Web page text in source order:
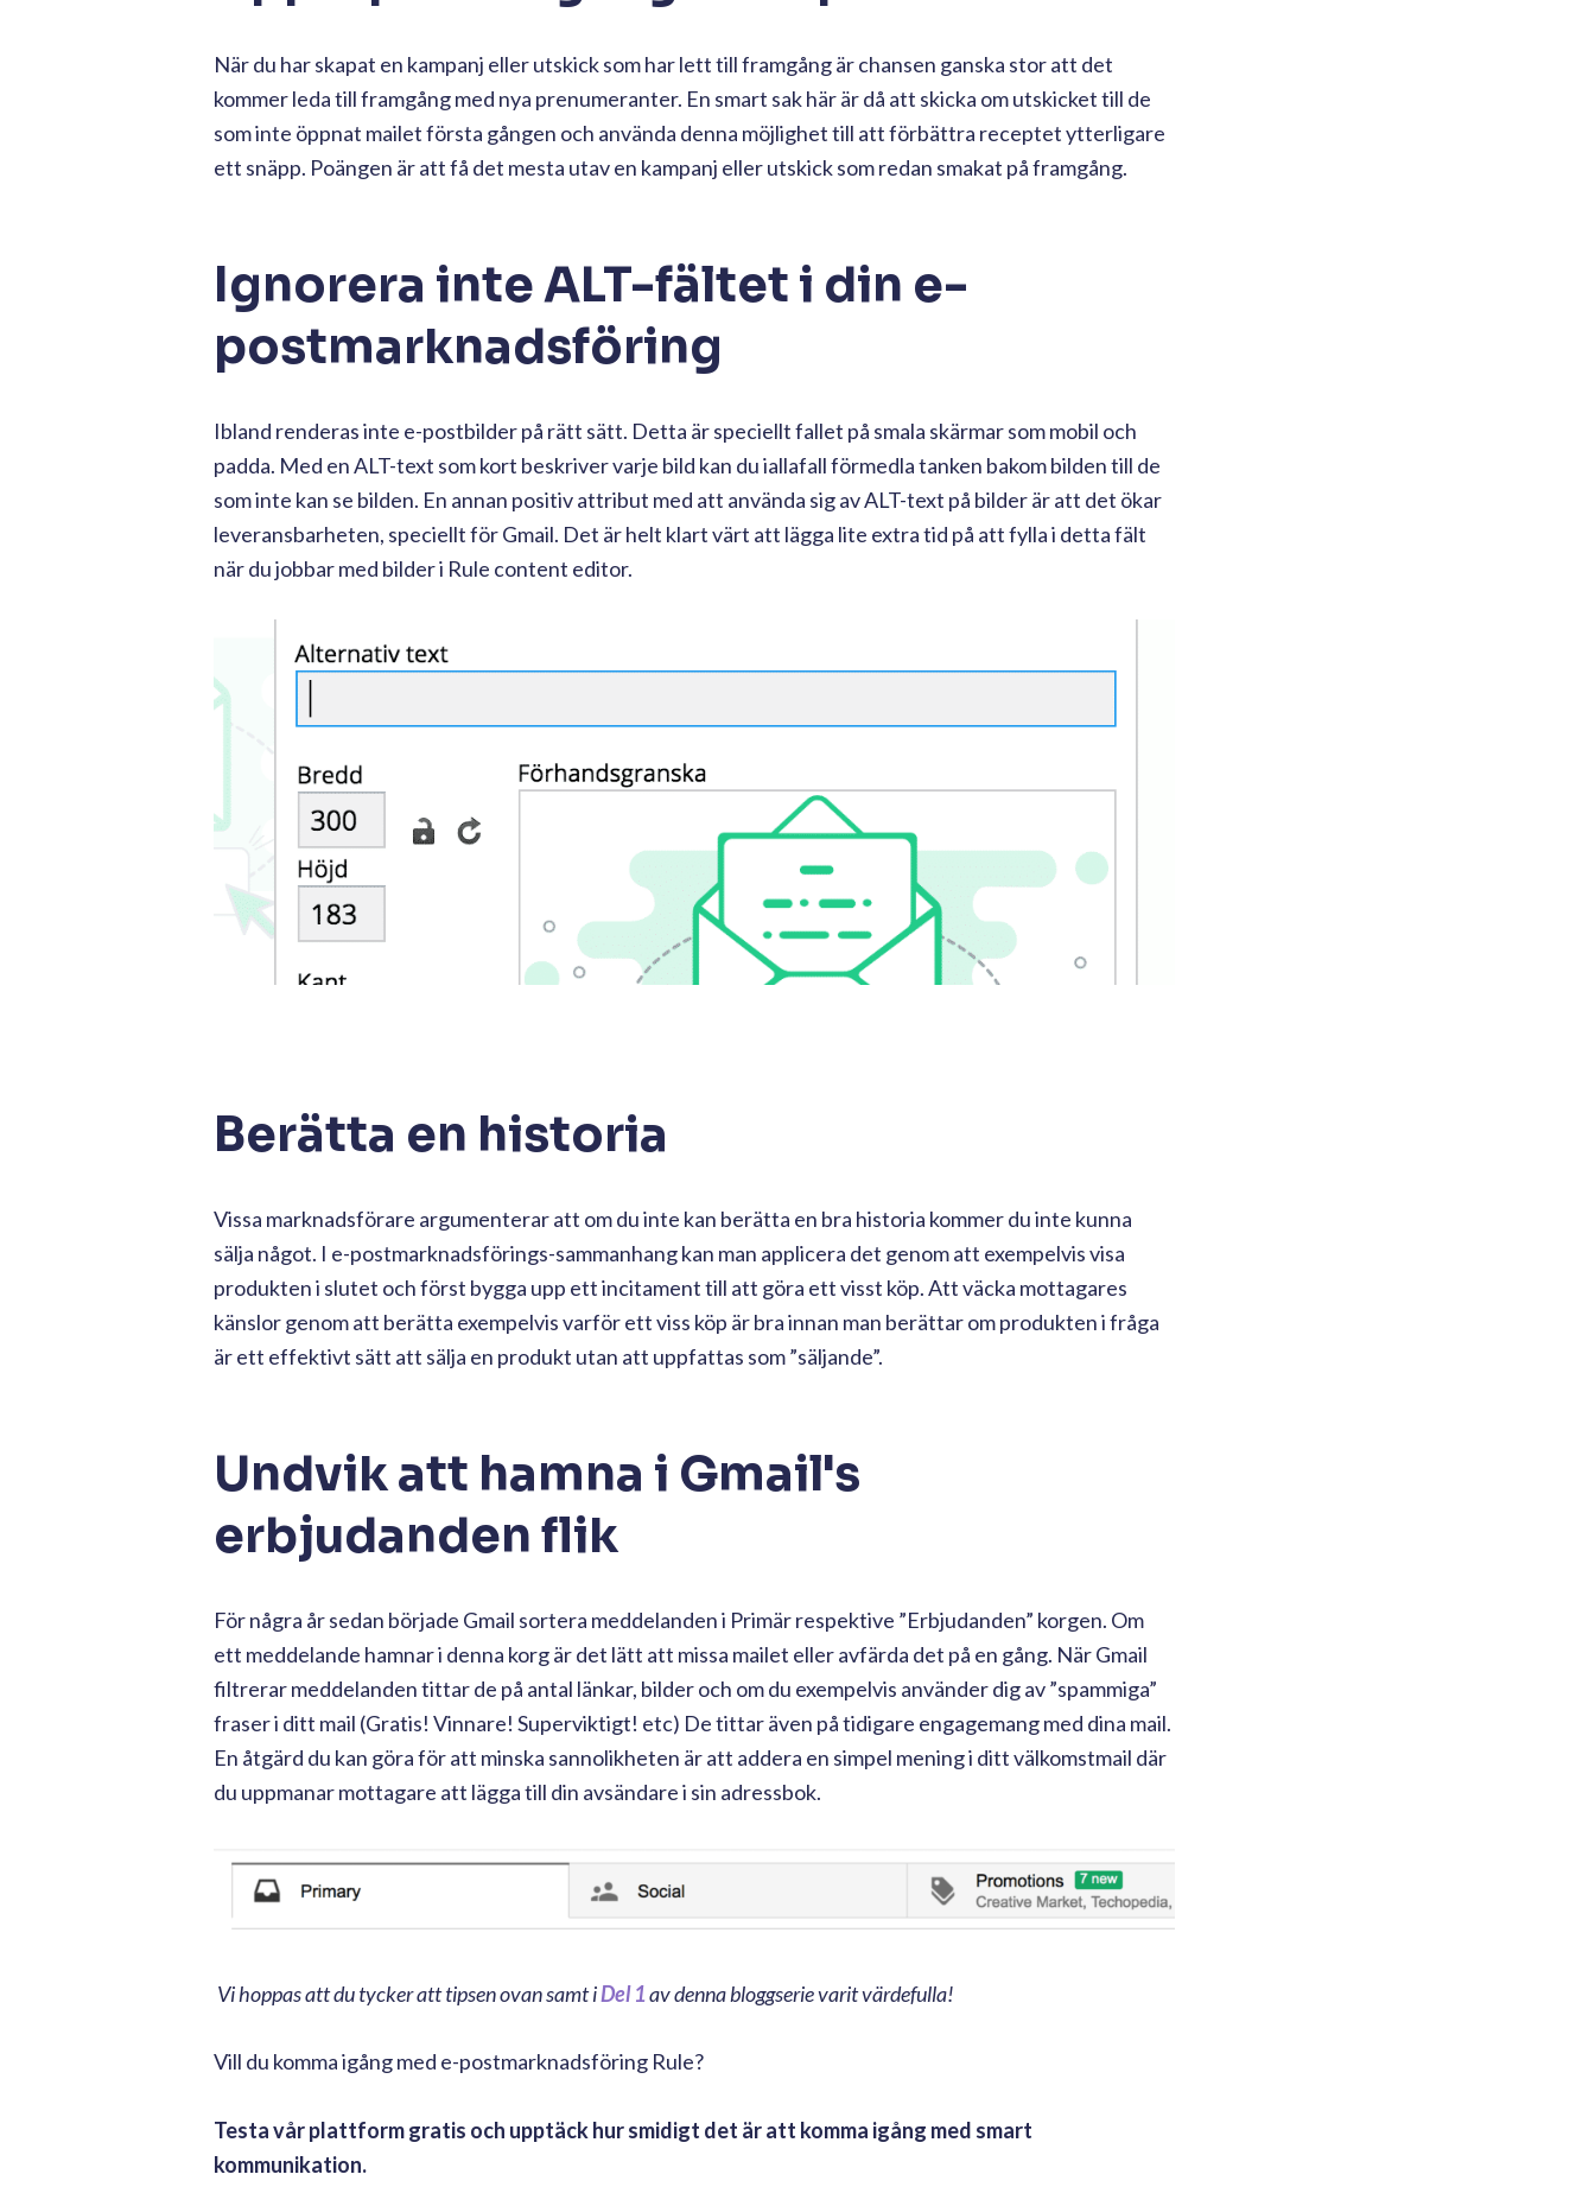
När du har skapat en kampanj eller utskick som har lett till framgång är chansen ganska stor att det
kommer leda till framgång med nya prenumeranter. En smart sak här är då att skicka om utskicket till de
som inte öppnat mailet första gången och använda denna möjlighet till att förbättra receptet ytterligare
ett snäpp. Poängen är att få det mesta utav en kampanj eller utskick som redan smakat på framgång.
Ignorera inte ALT-fältet i din e-
postmarknadsföring
Ibland renderas inte e-postbilder på rätt sätt. Detta är speciellt fallet på smala skärmar som mobil och
padda. Med en ALT-text som kort beskriver varje bild kan du iallafall förmedla tanken bakom bilden till de
som inte kan se bilden. En annan positiv attribut med att använda sig av ALT-text på bilder är att det ökar
leveransbarheten, speciellt för Gmail. Det är helt klart värt att lägga lite extra tid på att fylla i detta fält
när du jobbar med bilder i Rule content editor.
Berätta en historia
Vissa marknadsförare argumenterar att om du inte kan berätta en bra historia kommer du inte kunna
sälja något. I e-postmarknadsförings-sammanhang kan man applicera det genom att exempelvis visa
produkten i slutet och först bygga upp ett incitament till att göra ett visst köp. Att väcka mottagares
känslor genom att berätta exempelvis varför ett viss köp är bra innan man berättar om produkten i fråga
är ett effektivt sätt att sälja en produkt utan att uppfattas som ”säljande”.
Undvik att hamna i Gmail's
erbjudanden flik
För några år sedan började Gmail sortera meddelanden i Primär respektive ”Erbjudanden” korgen. Om
ett meddelande hamnar i denna korg är det lätt att missa mailet eller avfärda det på en gång. När Gmail
filtrerar meddelanden tittar de på antal länkar, bilder och om du exempelvis använder dig av ”spammiga”
fraser i ditt mail (Gratis! Vinnare! Superviktigt! etc) De tittar även på tidigare engagemang med dina mail.
En åtgärd du kan göra för att minska sannolikheten är att addera en simpel mening i ditt välkomstmail där
du uppmanar mottagare att lägga till din avsändare i sin adressbok.
Vi hoppas att du tycker att tipsen ovan samt iDel 1av denna bloggserie varit värdefulla!
Vill du komma igång med e-postmarknadsföring Rule?
Testa vår plattform gratis och upptäck hur smidigt det är att komma igång med smart
kommunikation.